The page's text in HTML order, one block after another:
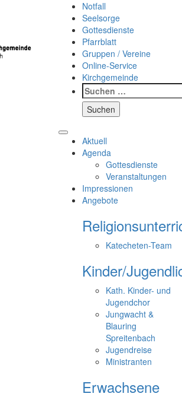
Notfall
Seelsorge
Gottesdienste
Pfarrblatt
Gruppen / Vereine
Online-Service
Kirchgemeinde
Suchen
nach:
Aktuell
Agenda
Gottesdienste
Veranstaltungen
Impressionen
Angebote
Katecheten-Team
Kinder/
Kath. Kinder- und
Jugendchor
Jungwacht &
Blauring
Spreitenbach
Jugendreise
Ministranten
Erwachsene